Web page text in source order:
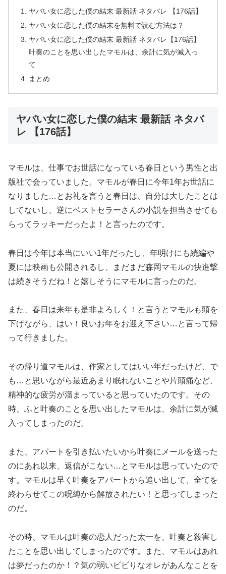
ヤバい女に恋した僕の結末 最新話 ネタバレ 【176話】
ヤバい女に恋した僕の結末を無料で読む方法は？
ヤバい女に恋した僕の結末 最新話 ネタバレ【176話】
叶奏のことを思い出したマモルは、余計に気が滅入っ
て
まとめ
ヤバい女に恋した僕の結末 最新話 ネタバ
レ 【176話】
マモルは、仕事でお世話になっている春日という男性と出
版社で会っていました。マモルが春日に今年1年お世話に
なりました…とお礼を言うと春日は、自分は大したことは
してないし、逆にベストセラーさんの小説を担当させても
らってラッキーだったよ！と言ったのです。
春日は今年は本当にいい1年だったし、年明けにも続編や
夏には映画も公開されるし、まだまだ森岡マモルの快進撃
は続きそうだね！と嬉しそうにマモルに言ったのだ。
また、春日は来年も是非よろしく！と言うとマモルも頭を
下げながら、はい！良いお年をお迎え下さい…と言って帰
って行きました。
その帰り道マモルは、作家としてはいい年だったけど、で
も…と思いながら最近あまり眠れないことや片頭痛など、
精神的な疲労が溜まっていると思っていたのです。その
時、ふと叶奏のことを思い出したマモルは、余計に気が滅
入ってしまったのだ。
また、アパートを引き払いたいから叶奏にメールを送った
のにあれ以来、返信がこない…とマモルは思っていたので
す。マモルは早く叶奏をアパートから追い出して、全てを
終わらせてこの呪縛から解放されたい！と思ってしまった
のだ。
その時、マモルは叶奏の恋人だった太一を、叶奏と殺害し
たことを思い出してしまったのです。また、マモルはあれ
は夢だったのか！？気の弱いビビりなオレがあんなことを